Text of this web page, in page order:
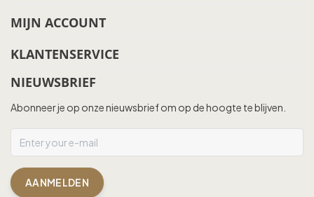
MIJN ACCOUNT
KLANTENSERVICE
NIEUWSBRIEF
Abonneer je op onze nieuwsbrief om op de hoogte te blijven.
AANMELDEN